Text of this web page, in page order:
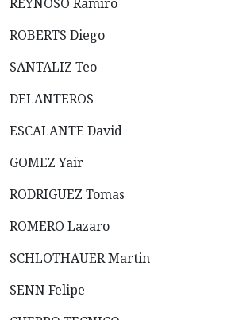
ROBERTS Diego
SANTALIZ Teo
DELANTEROS
ESCALANTE David
GOMEZ Yair
RODRIGUEZ Tomas
ROMERO Lazaro
SCHLOTHAUER Martin
SENN Felipe